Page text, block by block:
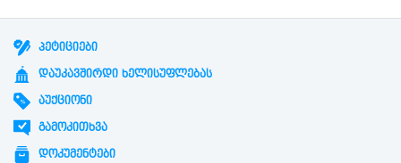
ᲞᲔᲢᲘᲪᲘᲔᲑᲘ
ᲓᲐᲣᲙᲐᲕᲨᲘᲠᲓᲘ ᲮᲔᲚᲘᲡᲣᲤᲚᲔᲑᲐᲡ
ᲐᲣᲥᲪᲘᲝᲜᲘ
ᲒᲐᲛᲝᲙᲘᲗᲮᲕᲐ
ᲓᲝᲙᲣᲛᲔᲜᲢᲔᲑᲘ